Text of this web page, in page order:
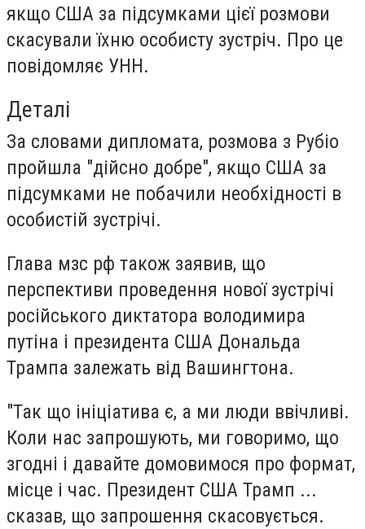
якщо США за підсумками цієї розмови
скасували їхню особисту зустріч. Про це
повідомляє УНН.
Деталі
За словами дипломата, розмова з Рубіо
пройшла "дійсно добре", якщо США за
підсумками не побачили необхідності в
особистій зустрічі.
Глава мзс рф також заявив, що
перспективи проведення нової зустрічі
російського диктатора володимира
путіна і президента США Дональда
Трампа залежать від Вашингтона.
"Так що ініціатива є, а ми люди ввічливі.
Коли нас запрошують, ми говоримо, що
згодні і давайте домовимося про формат,
місце і час. Президент США Трамп ...
сказав, що запрошення скасовується.